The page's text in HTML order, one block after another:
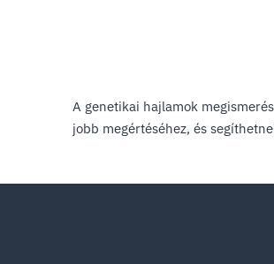
A genetikai hajlamok
jobb megértéséhez, és